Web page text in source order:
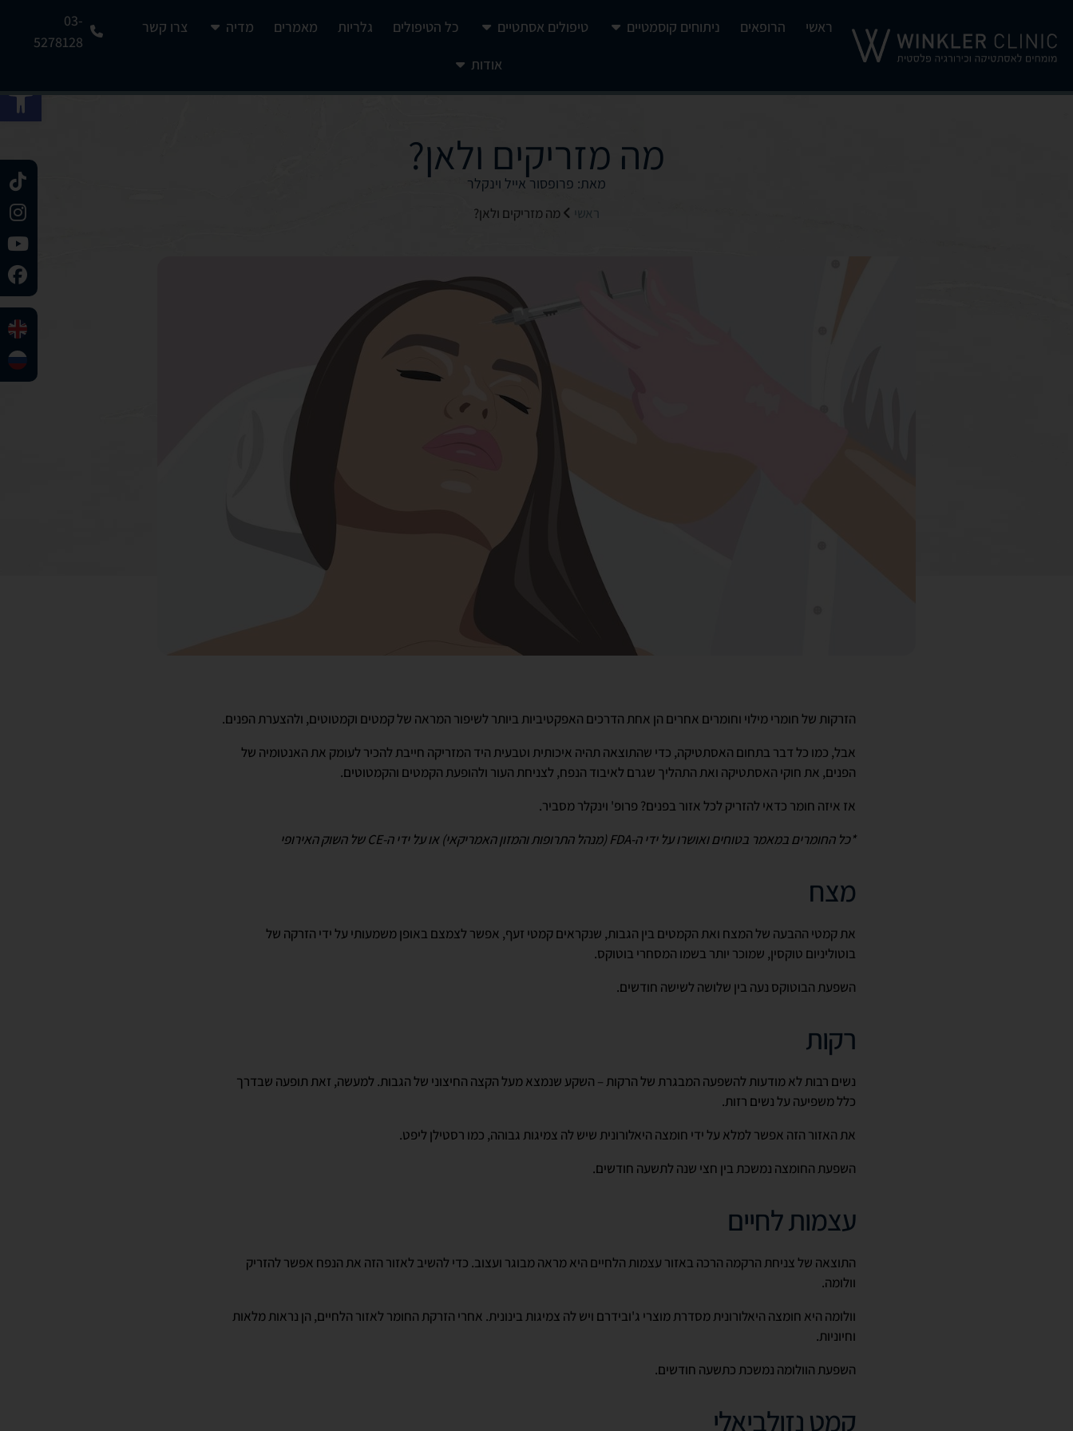
ראשי הרופאים ניתוחים קוסמטיים טיפולים אסתטיים כל הטיפולים גלריות מאמרים מדיה צרו קשר
אודות
03-
5278128
מה מזריקים ולאן?
מאת: פרופסור אייל וינקלר
ראשי מה מזריקים ולאן?
הזרקות של חומרי מילוי וחומרים אחרים הן אחת הדרכים האפקטיביות ביותר לשיפור המראה של קמטים וקמטוטים, ולהצערת הפנים.
אבל, כמו כל דבר בתחום האסתטיקה, כדי שהתוצאה תהיה איכותית וטבעית היד המזריקה חייבת להכיר לעומק את האנטומיה של
הפנים, את חוקי האסתטיקה ואת התהליך שגרם לאיבוד הנפח, לצניחת העור ולהופעת הקמטים והקמטוטים.
אז איזה חומר כדאי להזריק לכל אזור בפנים? פרופ' וינקלר מסביר.
*כל החומרים במאמר בטוחים ואושרו על ידי ה-FDA (מנהל התרופות והמזון האמריקאי) או על ידי ה-CE של השוק האירופי
מצח
את קמטי ההבעה של המצח ואת הקמטים בין הגבות, שנקראים קמטי זעף, אפשר לצמצם באופן משמעותי על ידי הזרקה של
בוטוליניום טוקסין, שמוכר יותר בשמו המסחרי בוטוקס.
השפעת הבוטוקס נעה בין שלושה לשישה חודשים.
רקות
נשים רבות לא מודעות להשפעה המבגרת של הרקות – השקע שנמצא מעל הקצה החיצוני של הגבות. למעשה, זאת תופעה שבדרך
כלל משפיעה על נשים רזות.
את האזור הזה אפשר למלא על ידי חומצה היאלורונית שיש לה צמיגות גבוהה, כמו רסטילן ליפט.
השפעת החומצה נמשכת בין חצי שנה לתשעה חודשים.
עצמות לחיים
התוצאה של צניחת הרקמה הרכה באזור עצמות הלחיים היא מראה מבוגר ועצוב. כדי להשיב לאזור הזה את הנפח אפשר להזריק
וולומה.
וולומה היא חומצה היאלורונית מסדרת מוצרי ג'ובידרם ויש לה צמיגות בינונית. אחרי הזרקת החומר לאזור הלחיים, הן נראות מלאות
וחיוניות.
השפעת הוולומה נמשכת כתשעה חודשים.
קמט נזולביאלי